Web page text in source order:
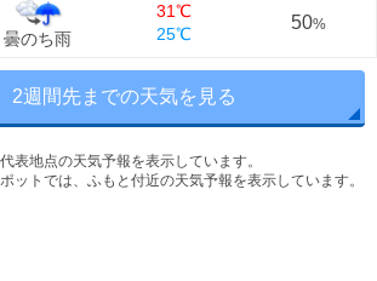
曇のち雨
31℃
25℃
50%
2週間先までの天気を見る
表地点の天気予報を表示しています。
ットでは、ふもと付近の天気予報を表示しています。